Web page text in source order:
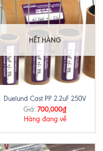
HẾT HÀNG
Duelund Cast PP 2.2uF 250V
Giá: 700,000₫
Hàng đang về